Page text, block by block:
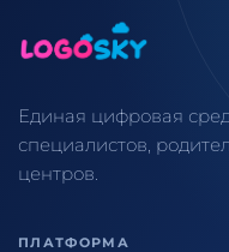
Единая цифровая
специалистов,
центров.
ПЛАТФОРМА